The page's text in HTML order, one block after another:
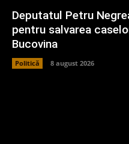
Deputatul Petru
pentru salvarea
Bucovina
Politică 8 august 2026